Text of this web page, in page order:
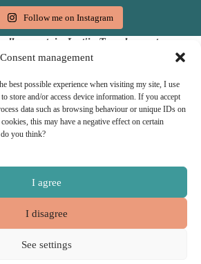
Consent management
best possible experience when visiting my site, I use
store and/or access device information. If you accept
data such as browsing behaviour or unique IDs on
this may have a negative effect on certain
you think?
I agree
I disagree
See settings
Follow me on Instagram
pour toi : Just'in Travel accepte
vacances !